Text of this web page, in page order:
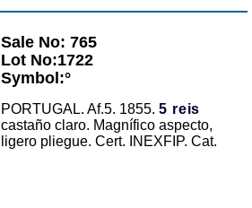
Sale No: 765
Lot No:1722
Symbol:°
PORTUGAL. Af.5. 1855. 5 reis
castaño claro. Magnífico aspecto,
ligero pliegue. Cert. INEXFIP. Cat.